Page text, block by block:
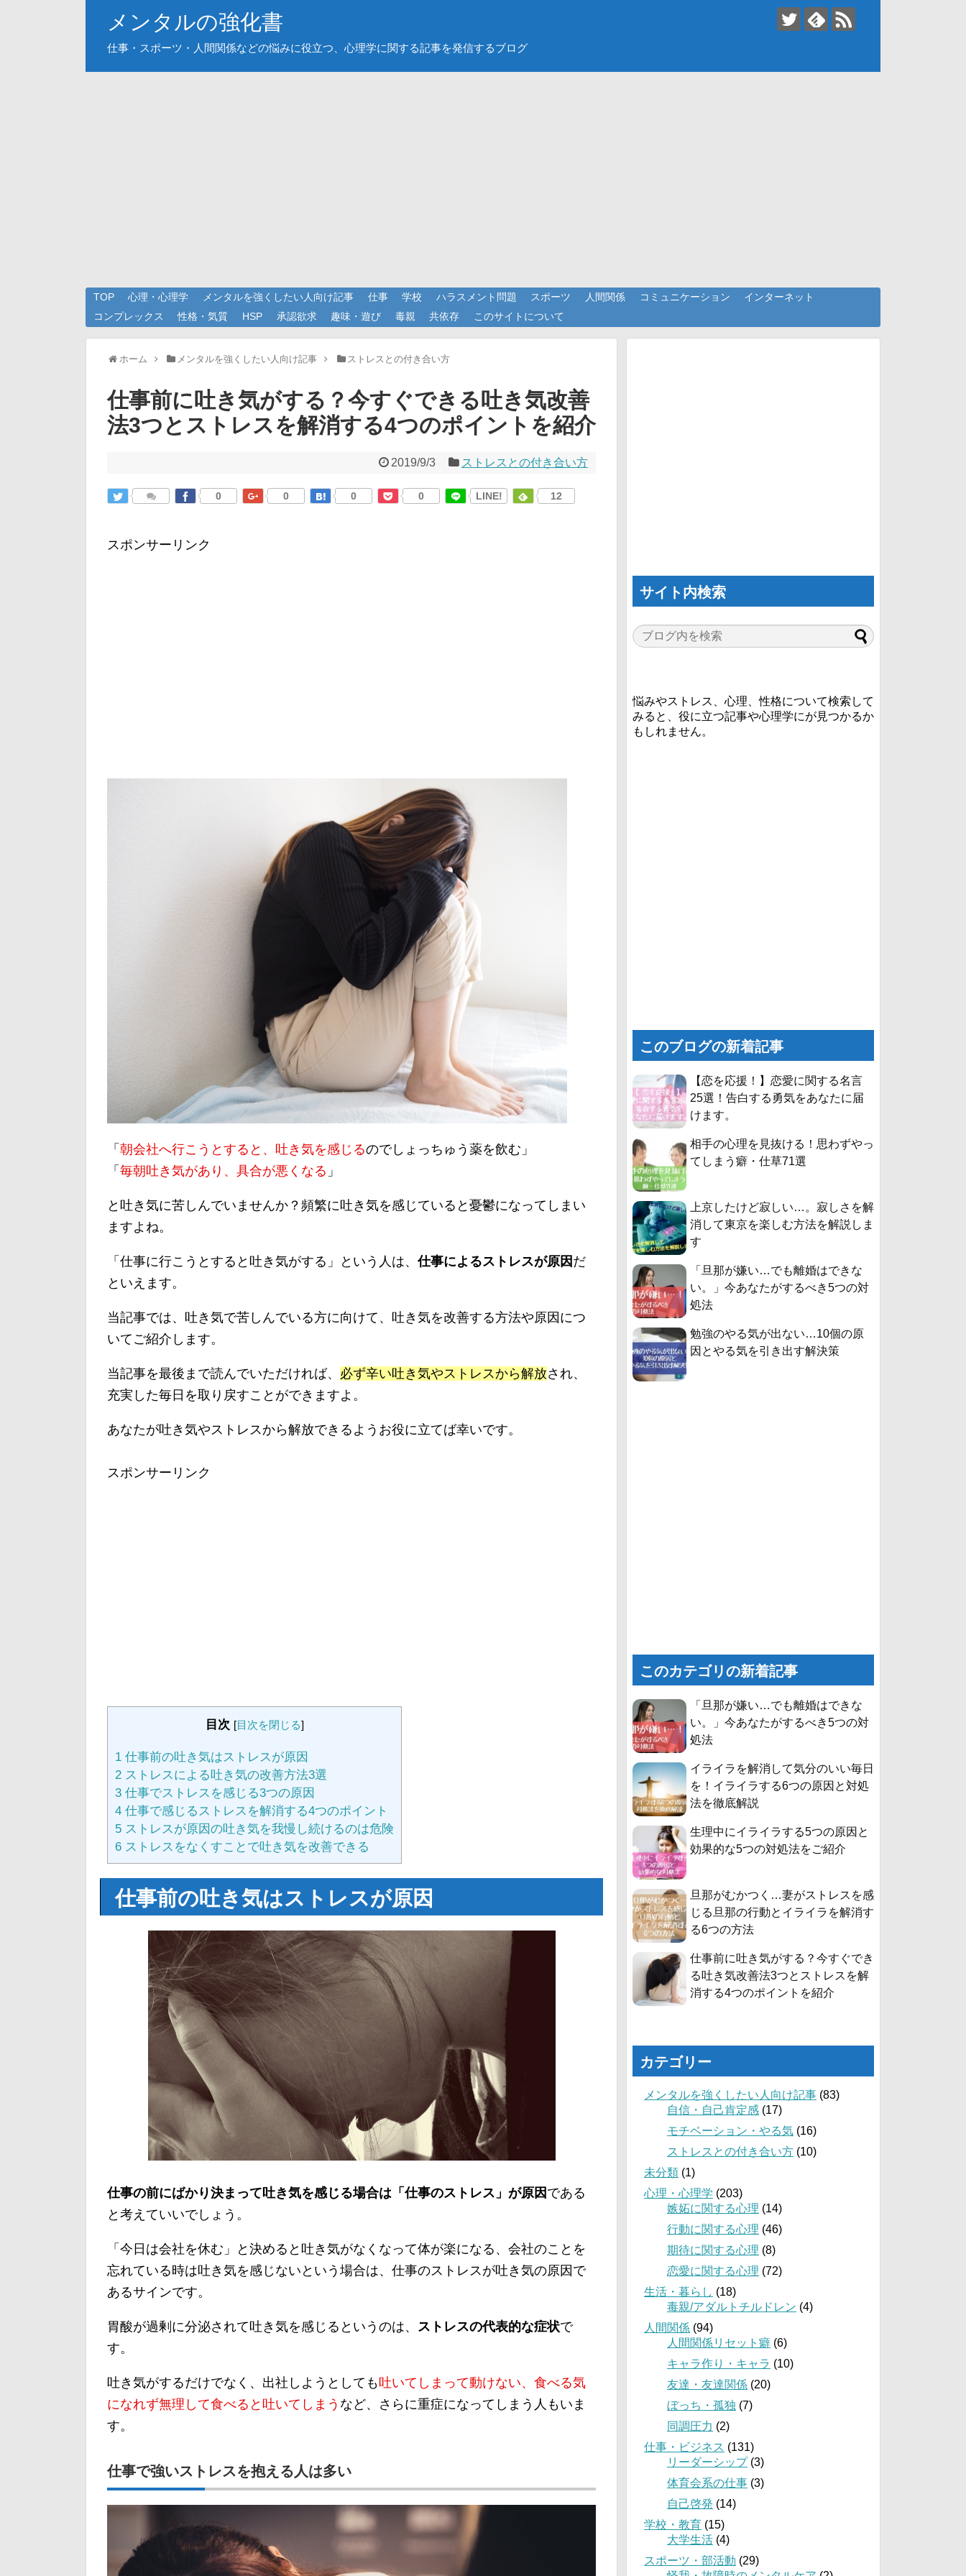
メンタルの強化書
仕事・スポーツ・人間関係などの悩みに役立つ、心理学に関する記事を発信するブログ
TOP 心理・心理学 メンタルを強くしたい人向け記事 仕事 学校 ハラスメント問題 スポーツ 人間関係 コミュニケーション
インターネット
コンプレックス
性格・気質 HSP 承認欲求 趣味・遊び 毒親 共依存 このサイトについて
ホーム メンタルを強くしたい人向け記事 ストレスとの付き合い方
仕事前に吐き気がする？今すぐできる吐き気改善
法3つとストレスを解消する4つのポイントを紹介
2019/9/3 ストレスとの付き合い方
0 0 0 0 LINE! 12
スポンサーリンク
「 朝会社へ行こうとすると、吐き気を感じるのでしょっちゅう薬を飲む」
「 毎朝吐き気があり、具合が悪くなる 」
と吐き気に苦しんでいませんか？頻繁に吐き気を感じていると憂鬱になってしまい
ますよね。
「仕事に行こうとすると吐き気がする」という人は、仕事によるストレスが原因 だ
といえます。
当記事では、吐き気で苦しんでいる方に向けて、吐き気を改善する方法や原因につ
いてご紹介します。
当記事を最後まで読んでいただければ、 必ず辛い吐き気やストレスから解放され、
充実した毎日を取り戻すことができますよ。
あなたが吐き気やストレスから解放できるようお役に立てば幸いです。
スポンサーリンク
目次 [目次を閉じる]
1 仕事前の吐き気はストレスが原因
2 ストレスによる吐き気の改善方法3選
3 仕事でストレスを感じる3つの原因
4 仕事で感じるストレスを解消する4つのポイント
5 ストレスが原因の吐き気を我慢し続けるのは危険
6 ストレスをなくすことで吐き気を改善できる
仕事前の吐き気はストレスが原因
仕事の前にばかり決まって吐き気を感じる場合は「仕事のストレス」が原因 である
と考えていいでしょう。
「今日は会社を休む」と決めると吐き気がなくなって体が楽になる、会社のことを
忘れている時は吐き気を感じないという場合は、仕事のストレスが吐き気の原因で
あるサインです。
胃酸が過剰に分泌されて吐き気を感じるというのは、 ストレスの代表的な症状で
す。
吐き気がするだけでなく、出社しようとしても吐いてしまって動けない、食べる気
になれず無理して食べると吐いてしまう など、さらに重症になってしまう人もいま
す。
仕事で強いストレスを抱える人は多い
サイト内検索
悩みやストレス、心理、性格について検索して
みると、役に立つ記事や心理学にが見つかるか
もしれません。
このブログの新着記事
【恋を応援！】恋愛に関する名言
25選！告白する勇気をあなたに届
けます。
相手の心理を見抜ける！思わずやっ
てしまう癖・仕草71選
上京したけど寂しい…。寂しさを解
消して東京を楽しむ方法を解説しま
す
「旦那が嫌い…でも離婚はできな
い。」今あなたがするべき5つの対
処法
勉強のやる気が出ない…10個の原
因とやる気を引き出す解決策
このカテゴリの新着記事
「旦那が嫌い…でも離婚はできな
い。」今あなたがするべき5つの対
処法
イライラを解消して気分のいい毎日
を！イライラする6つの原因と対処
法を徹底解説
生理中にイライラする5つの原因と
効果的な5つの対処法をご紹介
旦那がむかつく…妻がストレスを感
じる旦那の行動とイライラを解消す
る6つの方法
仕事前に吐き気がする？今すぐでき
る吐き気改善法3つとストレスを解
消する4つのポイントを紹介
カテゴリー
メンタルを強くしたい人向け記事 (83)
自信・自己肯定感 (17)
モチベーション・やる気 (16)
ストレスとの付き合い方 (10)
未分類 (1)
心理・心理学 (203)
嫉妬に関する心理 (14)
行動に関する心理 (46)
期待に関する心理 (8)
恋愛に関する心理 (72)
生活・暮らし (18)
毒親/アダルトチルドレン (4)
人間関係 (94)
人間関係リセット癖 (6)
キャラ作り・キャラ (10)
友達・友達関係 (20)
ぼっち・孤独 (7)
同調圧力 (2)
仕事・ビジネス (131)
リーダーシップ(3)
体育会系の仕事 (3)
自己啓発 (14)
学校・教育 (15)
大学生活 (4)
スポーツ・部活動 (29)